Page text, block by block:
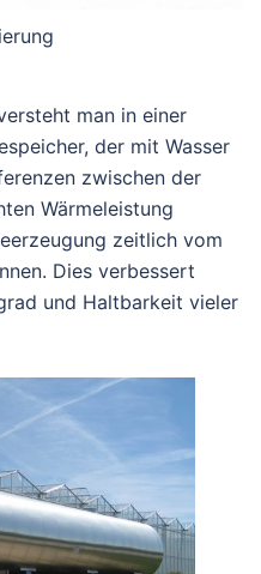
man in einer
der mit Wasser
zwischen der
Wärmeleistung
zeitlich vom
Dies verbessert
und Haltbarkeit vieler